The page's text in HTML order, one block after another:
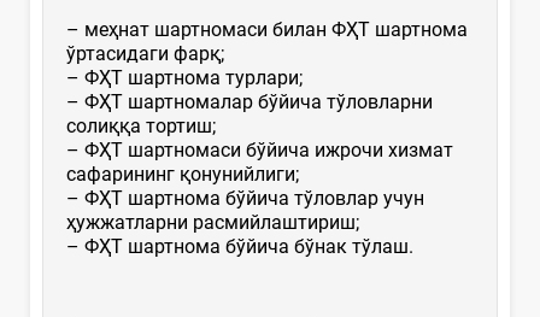
– меҳнат шартномаси билан ФҲТ шартнома
ўртасидаги фарқ;
– ФҲТ шартнома турлари;
– ФҲТ шартномалар бўйича тўловларни
солиққа тортиш;
– ФҲТ шартномаси бўйича ижрочи хизмат
сафарининг қонунийлиги;
– ФҲТ шартнома бўйича тўловлар учун
ҳужжатларни расмийлаштириш;
– ФҲТ шартнома бўйича бўнак тўлаш.